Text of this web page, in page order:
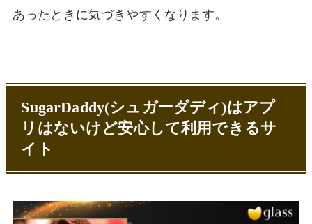
あったときに気づきやすくなります。
SugarDaddy(シュガーダディ)はアプ
リはないけど安心して利用できるサ
イト